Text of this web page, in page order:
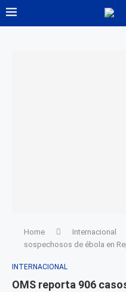
Home Internacional
sospechosos de ébola en
INTERNACIONAL
OMS reporta 906